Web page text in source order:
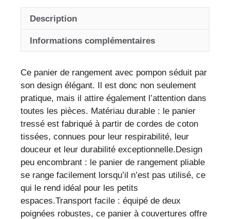
blanc
avec
Description
Informations complémentaires
Ce panier de rangement avec pompon séduit par
son design élégant. Il est donc non seulement
pratique, mais il attire également l’attention dans
toutes les pièces. Matériau durable : le panier
tressé est fabriqué à partir de cordes de coton
tissées, connues pour leur respirabilité, leur
douceur et leur durabilité exceptionnelle.Design
peu encombrant : le panier de rangement pliable
se range facilement lorsqu’il n’est pas utilisé, ce
qui le rend idéal pour les petits
espaces.Transport facile : équipé de deux
poignées robustes, ce panier à couvertures offre